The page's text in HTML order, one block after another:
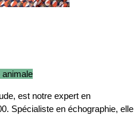
animale
est notre expert en
Spécialiste en échographie, elle